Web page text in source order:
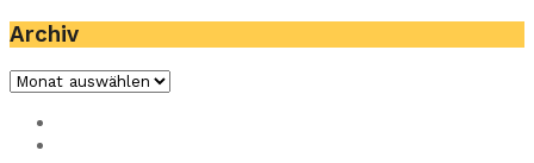
Archiv
Archiv